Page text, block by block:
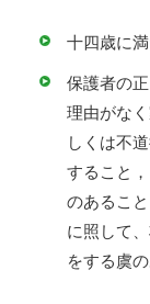
十四歳に
保護者の
理由がな
しくは不
すること
のあるこ
に照して
をする虞